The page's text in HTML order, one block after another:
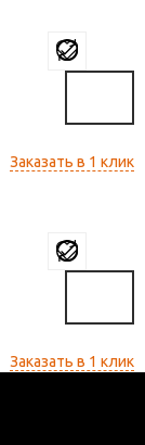
Заказать в 1 клик
Заказать в 1 клик